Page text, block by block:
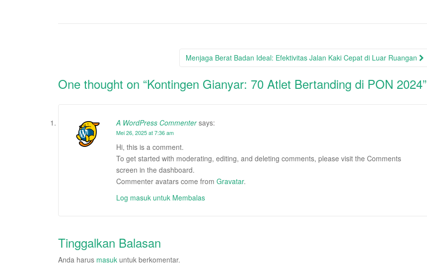
Menjaga Berat Badan Ideal: Efektivitas Jalan Kaki Cepat di Luar Ruangan
One thought on “Kontingen Gianyar: 70 Atlet Bertanding di PON 2024”
A WordPress Commenter says:
Mei 26, 2025 at 7:36 am
Hi, this is a comment.
To get started with moderating, editing, and deleting comments, please visit the Comments
screen in the dashboard.
Commenter avatars come from Gravatar.
Log masuk untuk Membalas
Tinggalkan Balasan
Anda harus masuk untuk berkomentar.